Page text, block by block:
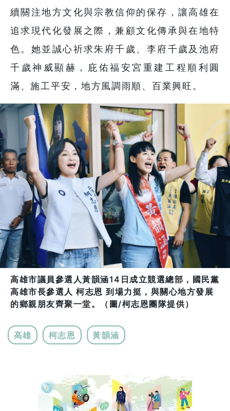
續關注地方文化與宗教信仰的保存，讓高雄在
追求現代化發展之際，兼顧文化傳承與在地特
色。她並誠心祈求朱府千歲、李府千歲及池府
千歲神威顯赫，庇佑福安宮重建工程順利圓
滿、施工平安，地方風調雨順、百業興旺。
高雄市議員參選人黃韻涵14日成立競選總部，國民黨
高雄市長參選人 柯志恩 到場力挺，與關心地方發展
的鄉親朋友齊聚一堂。（圖/柯志恩團隊提供）
高雄 柯志恩 黃韻涵